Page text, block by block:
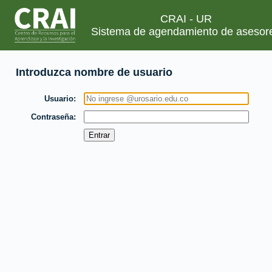
CRAI - UR
Sistema de agendamiento de
Introduzca nombre de usuario
Usuario
Contraseña